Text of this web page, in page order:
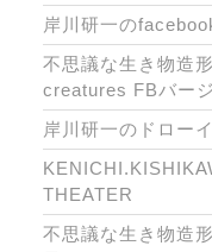
岸川研一の
不思議な生き物造
creatures FBバー
岸川研一のドロー
THEATER
不思議な生き物